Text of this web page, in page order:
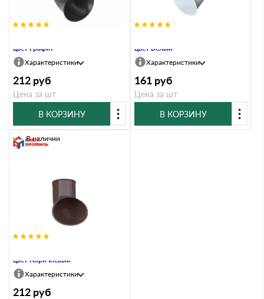
цвет Графит
Характеристики
212 руб
Цена за шт
В КОРЗИНУ
цвет Белый
Характеристики
161 руб
Цена за шт
В КОРЗИНУ
цвет Коричневый
В наличии
Характеристики
212 руб